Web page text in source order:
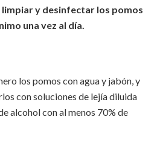
limpiar y desinfectar los pomos
una vez al día.
los pomos con agua y jabón, y
con soluciones de lejía diluida
alcohol con al menos 70% de